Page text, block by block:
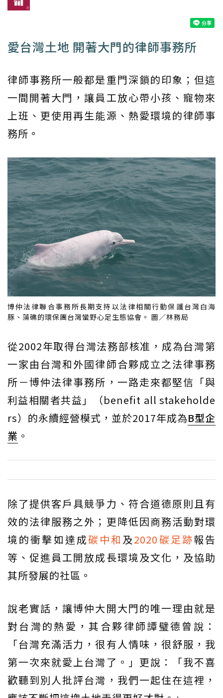
愛台灣土地 開著大門的律師事務所
律師事務所一般都是重門深鎖的印象；但這
一間開著大門，讓員工放心帶小孩、寵物來
上班、更使用再生能源、熱愛環境的律師事
務所。
博仲法律聯合事務所長期支持以法律相關行動保護台灣白海
豚、藻礁的環保團台灣蠻野心足生態協會。 圖／林務局
從2002年取得台灣法務部核准，成為台灣第
一家由台灣和外國律師合夥成立之法律事務
所－博仲法律事務所，一路走來都堅信「與
利益相關者共益」（benefit all stakeholde
rs）的永續經營模式，並於2017年成為B型企
業 。
除了提供客戶具競爭力、符合道德原則且有
效的法律服務之外；更降低因商務活動對環
境的衝擊如達成碳中和 及2020碳足跡報告
等、促進員工開放成長環境及文化，及協助
其所發展的社區。
說老實話，讓博仲大開大門的唯一理由就是
對台灣的熱愛，其合夥律師譚璧德曾說：
「台灣充滿活力，很有人情味，很舒服，我
第一次來就愛上台灣了。」更說：「我不喜
歡聽到別人批評台灣，我們一起住在這裡，